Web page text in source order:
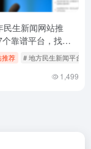
# 成绩查询
民生新闻网站推
靠谱平台，找地
坑
推荐 # 地方民生新闻平台
1,499